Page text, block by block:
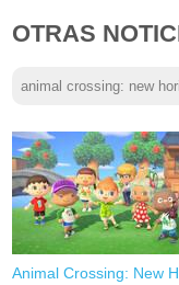
OTRAS
animal crossing: new
Animal Crossing: New